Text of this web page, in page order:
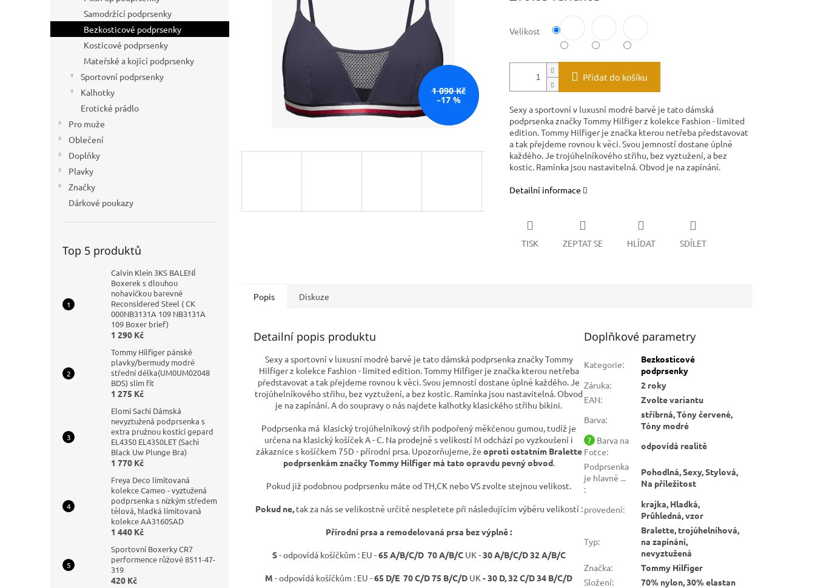
n
e
Samodržící podprsenky
Bezkosticové podprsenky
Kosticové podprsenky
Mateřské a kojící podprsenky
Sportovní podprsenky
Kalhotky
Erotické prádlo
Pro muže
Oblečení
Doplňky
Plavky
Značky
Dárkové poukazy
Top 5 produktů
Calvin Klein 3KS BALENÍ
Boxerek s dlouhou
nohavičkou barevné
Reconsidered Steel ( CK
000NB3131A 109 NB3131A
109 Boxer brief)
1 290 Kč
Tommy Hilfiger pánské
plavky/bermudy modré
střední délka(UM0UM02048
BDS) slim fit
1 275 Kč
Elomi Sachi Dámská
nevyztužená podprsenka s
extra pružnou kosticí gepard
EL4350 EL4350LET (Sachi
Black Uw Plunge Bra)
1 770 Kč
Freya Deco limitovaná
kolekce Cameo - vyztužená
podprsenka s nízkým středem
tělová, hladká limitovaná
kolekce AA3160SAD
1 440 Kč
Sportovní Boxerky CR7
performence růžové 8511-47-
319
420 Kč
hvězdiček.
1 090 Kč
–17 %
Velikost
Přidat do košíku
Sexy a sportovní v luxusní modré barvě je tato dámská
podprsenka značky Tommy Hilfiger z kolekce Fashion - limited
edition. Tommy Hilfiger je značka kterou netřeba představovat
a tak přejdeme rovnou k věci. Svou jemností dostane úplně
každého. Je trojúhelníkového střihu, bez vyztužení, a bez
kostic. Ramínka jsou nastavitelná. Obvod je na zapínání.
Detailní informace
TISK ZEPTAT SE HLÍDAT SDÍLET
Popis Diskuze
Detailní popis produktu
Sexy a sportovní v luxusní modré barvě je tato dámská podprsenka značky Tommy
Hilfiger z kolekce Fashion - limited edition. Tommy Hilfiger je značka kterou netřeba
představovat a tak přejdeme rovnou k věci. Svou jemností dostane úplně každého. Je
trojúhelníkového střihu, bez vyztužení, a bez kostic. Ramínka jsou nastavitelná. Obvod
je na zapínání. A do soupravy o nás najdete kalhotky klasického střihu bikini.
Podprsenka má klasický trojúhelníkový střih podpořený měkčenou gumou, tudíž je
určena na klasický košíček A - C. Na prodejně s velikostí M odchází po vyzkoušení i
zákaznice s košíčkem 75D - přírodní prsa. Upozorňujeme, že oproti ostatním Bralette
podprsenkám značky Tommy Hilfiger má tato opravdu pevný obvod.
Pokud již podobnou podprsenku máte od TH,CK nebo VS zvolte stejnou velikost.
Pokud ne,tak za nás se velikostně určitě nespletete při následujícím výběru velikostí :
Přírodní prsa a remodelovaná prsa bez výplně :
S- odpovídá košíčkům : EU -65 A/B/C/D 70 A/B/C UK -30 A/B/C/D 32 A/B/C
M- odpovídá košíčkům : EU -65 D/E 70 C/D 75 B/C/D UK - 30 D, 32 C/D 34 B/C/D
Doplňkové parametry
Kategorie:
Bezkosticové
podprsenky
Záruka:
2 roky
EAN:
Zvolte variantu
Barva:
stříbrná, Tóny červené,
Tóny modré
? Barva na
Fotce:
odpovídá realitě
Podprsenka
je hlavně ...
:
Pohodlná, Sexy, Stylová,
Na příležitost
provedení:
krajka, Hladká,
Průhledná, vzor
Typ:
Bralette, trojúhelníhová,
na zapínání,
nevyztužená
Značka:
Tommy Hilfiger
Složení:
70% nylon, 30% elastan